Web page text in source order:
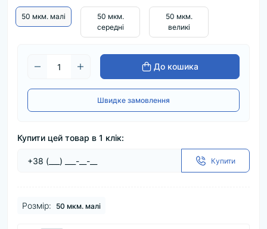
50 мкм. малі
50 мкм.
середні
50 мкм.
великі
До кошика
Швидке замовлення
Купити цей товар в 1 клік:
Купити
Розмір: 50 мкм. малі